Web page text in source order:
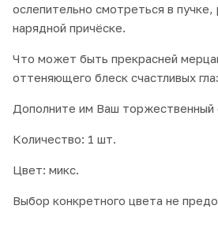
ослепительно смотреться в пучке,
нарядной причёске.
Что может быть прекрасней
оттеняющего блеск счастливых
Дополните им Ваш торжественный
Количество: 1 шт.
Цвет: микс.
Выбор конкретного цвета не